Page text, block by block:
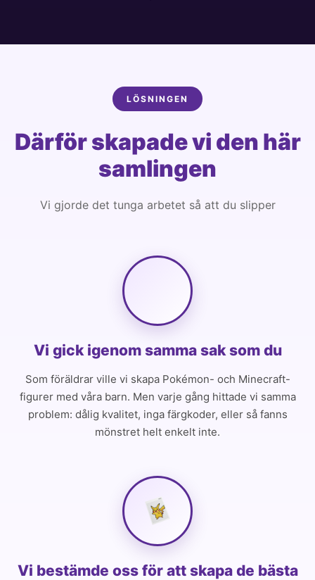
LÖSNINGEN
Därför skapade vi den här
samlingen
Vi gjorde det tunga arbetet så att du slipper
Vi gick igenom samma sak som du
Som föräldrar ville vi skapa Pokémon- och Minecraft-
figurer med våra barn. Men varje gång hittade vi samma
problem: dålig kvalitet, inga färgkoder, eller så fanns
mönstret helt enkelt inte.
Vi bestämde oss för att skapa de bästa